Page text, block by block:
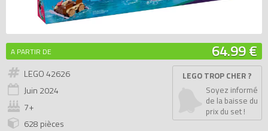
A PARTIR DE 64.99 €
LEGO 42626
Juin 2024
7+
628 pièces
LEGO TROP CHER ?
Soyez informé
de la baisse du
prix du set !